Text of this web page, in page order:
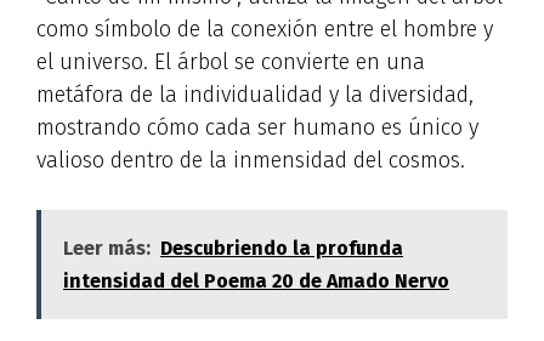
como símbolo de la conexión entre el hombre y
el universo. El árbol se convierte en una
metáfora de la individualidad y la diversidad,
mostrando cómo cada ser humano es único y
valioso dentro de la inmensidad del cosmos.
Leer más: Descubriendo la profunda
intensidad del Poema 20 de Amado Nervo